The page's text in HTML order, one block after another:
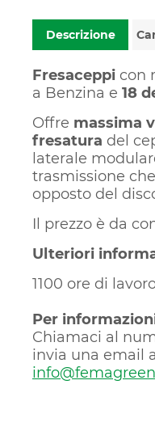
Descrizione
Fresaceppi con
a Benzina e 18
Offre massima
fresatura del
laterale
trasmissione
opposto del
Il prezzo è da
Ulteriori
1100 ore di
Per
Chiamaci al
invia una email a